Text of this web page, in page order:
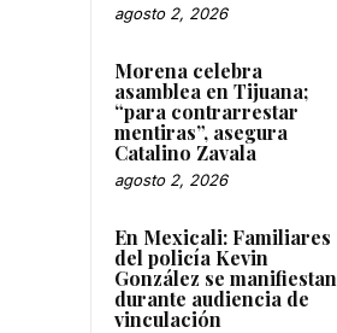
agosto 2, 2026
Morena celebra
asamblea en Tijuana;
“para contrarrestar
mentiras”, asegura
Catalino Zavala
agosto 2, 2026
En Mexicali: Familiares
del policía Kevin
González se manifiestan
durante audiencia de
vinculación